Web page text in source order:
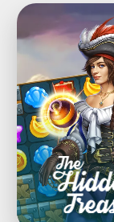
The
Hidden
Treasures・
gewinnt